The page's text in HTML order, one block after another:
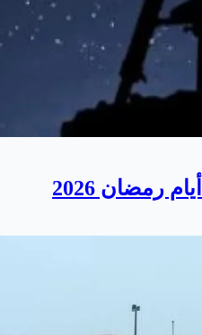
رمضان 2026